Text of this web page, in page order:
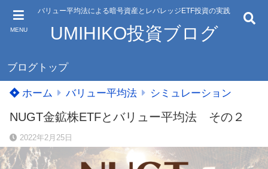
MENU
バリュー平均法による暗号資産とレバレッジETF投資の実践
UMIHIKO投資ブログ
ブログトップ
ホーム バリュー平均法 シミュレーション
NUGT金鉱株ETFとバリュー平均法 その２
2022年2月25日